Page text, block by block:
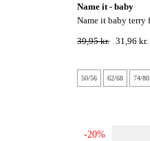
name it - baby
name it baby terry fluffy strømper -
39,95 kr. 31,96 kr.
50/56 62/68 74/80
-20%